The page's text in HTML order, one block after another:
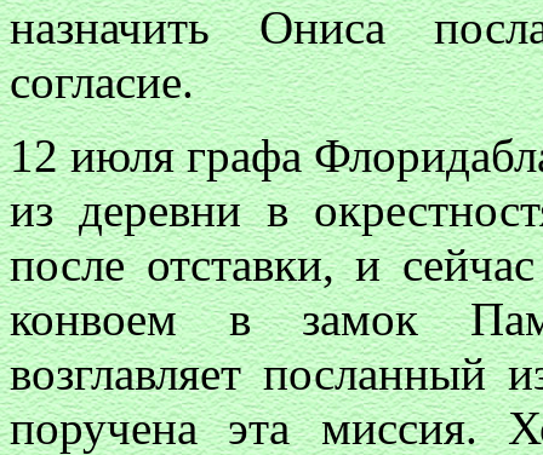
назначить Ониса
согласие.
12 июля графа
из деревни в
после отставки, и
конвоем в замок
возглавляет посланный
поручена эта миссия.